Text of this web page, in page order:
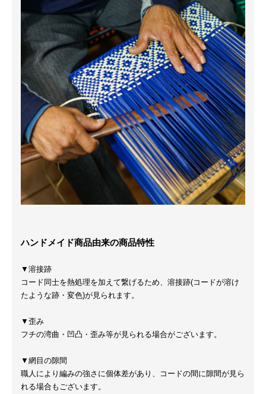
ハンドメイド商品由来の商品特性
▼溶接跡
コード同士を熱処理を加えて繋げるため、溶接跡(コードが溶け
たような跡・変色)が見られます。
▼歪み
フチの湾曲・凹凸・歪み等が見られる場合がございます。
▼網目の隙間
職人により編みの強さに個体差があり、コードの間に隙間が見ら
れる場合もございます。